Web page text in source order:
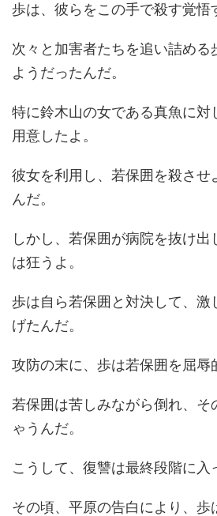
歩は、彼らをこの手で殺す覚悟
次々と加害者たちを追い詰める
ようだったんだ。
特に鈴木山の女である真魚に対
用意したよ。
彼女を利用し、若保囲を殺させ
んだ。
しかし、若保囲が病院を抜け
は狂うよ。
歩は自ら若保囲と対決して、激
げたんだ。
攻防の末に、歩は若保囲を屈辱
若保囲は苦しみながら倒れ、そ
ゃうんだ。
こうして、復讐は最終段階に入
その頃、平原の告白により、歩